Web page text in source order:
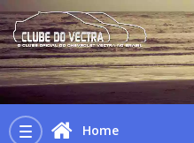
Toggle
Home